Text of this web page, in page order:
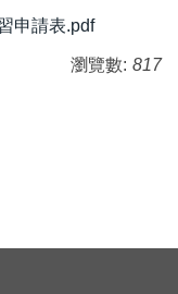
申請表.pdf
瀏覽數: 817